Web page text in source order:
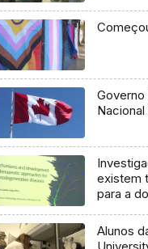
Governo
existem
para a
Alunos